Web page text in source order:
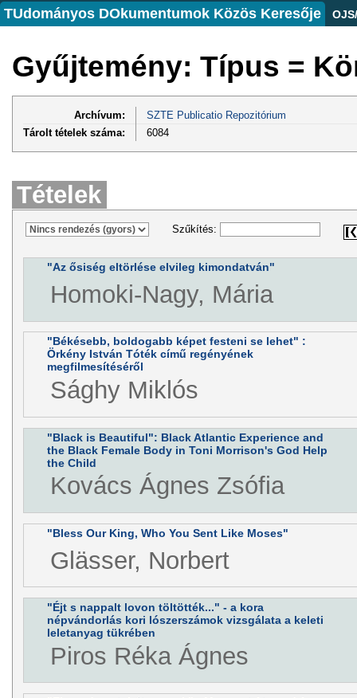
TUdományos DOkumentumok Közös Keresője
Gyűjtemény: Típus =
Archívum:
SZTE Publicatio Repozitórium
Tárolt tételek száma:
6084
Tételek
Szűkítés:
"Az ősiség eltörlése elvileg kimondatván"
Homoki-Nagy, Mária
"Békésebb, boldogabb képet festeni se lehet" :
Örkény István Tóték című regényének
megfilmesítéséről
Sághy Miklós
"Black is Beautiful": Black Atlantic Experience and
the Black Female Body in Toni Morrison's God Help
the Child
Kovács Ágnes Zsófia
"Bless Our King, Who You Sent Like Moses"
Glässer, Norbert
"Éjt s nappalt lovon töltötték..." - a kora
népvándorlás kori lószerszámok vizsgálata a keleti
leletanyag tükrében
Piros Réka Ágnes